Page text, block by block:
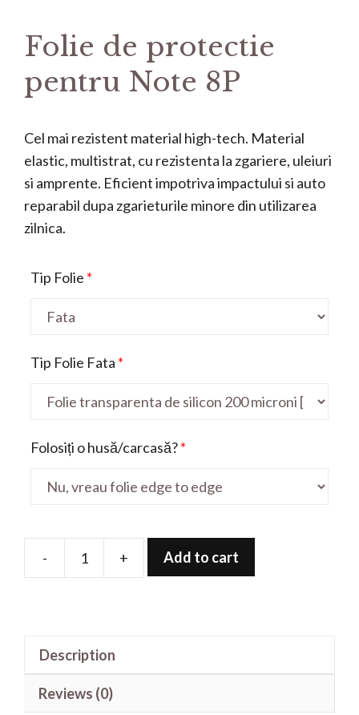
Folie de protectie
pentru Note 8P
Cel mai rezistent material high-tech. Material
elastic, multistrat, cu rezistenta la zgariere, uleiuri
si amprente. Eficient impotriva impactului si auto
reparabil dupa zgarieturile minore din utilizarea
zilnica.
Tip Folie *
Tip Folie Fata *
Folosiți o husă/carcasă?*
-
Folie
+ Add to cart
Description
Reviews (0)